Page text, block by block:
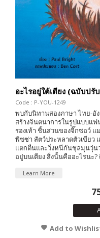
อะไรอยู่ใต้เตียง (ฉบับปรั
Code : P-YOU-1249
พบกับนิทานสองภาษา ไทย-อั
สร้างจินตนาการในรูปแบบแฟ
รองเท้า ชิ้นส่วนของจิ๊กซอว์
พิซซ่า สัตว์ประหลาดตัวเขียว
แตกตื่นและวิ่งหนีกันชุลมุนวุ่น
อยู่บนเตียง สิ่งนั้นคืออะไรนะ
Learn More
Add to